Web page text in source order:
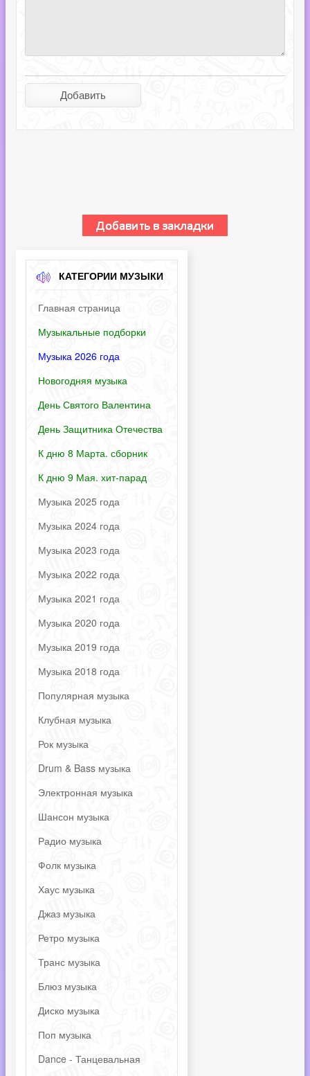
КАТЕГОРИИ МУЗЫКИ
Главная страница
Музыкальные подборки
Музыка 2026 года
Новогодняя музыка
День Святого Валентина
День Защитника Отечества
К дню 8 Марта. сборник
К дню 9 Мая. хит-парад
Музыка 2025 года
Музыка 2024 года
Музыка 2023 года
Музыка 2022 года
Музыка 2021 года
Музыка 2020 года
Музыка 2019 года
Музыка 2018 года
Популярная музыка
Клубная музыка
Рок музыка
Drum & Bass музыка
Электронная музыка
Шансон музыка
Радио музыка
Фолк музыка
Хаус музыка
Джаз музыка
Ретро музыка
Транс музыка
Блюз музыка
Диско музыка
Поп музыка
Dance - Танцевальная